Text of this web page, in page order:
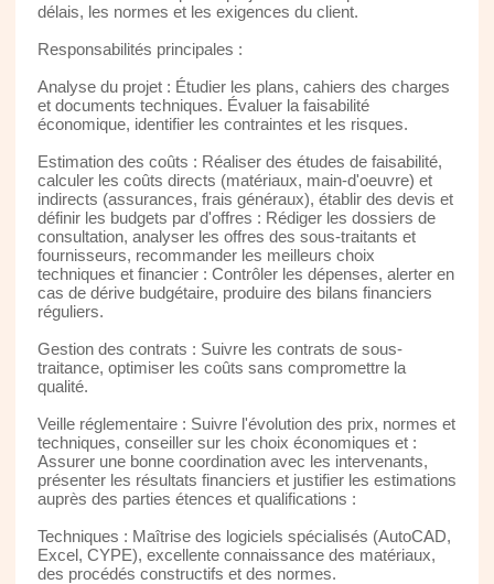
délais, les normes et les exigences du client.
Responsabilités principales :
Analyse du projet : Étudier les plans, cahiers des charges
et documents techniques. Évaluer la faisabilité
économique, identifier les contraintes et les risques.
Estimation des coûts : Réaliser des études de faisabilité,
calculer les coûts directs (matériaux, main-d'oeuvre) et
indirects (assurances, frais généraux), établir des devis et
définir les budgets par d'offres : Rédiger les dossiers de
consultation, analyser les offres des sous-traitants et
fournisseurs, recommander les meilleurs choix
techniques et financier : Contrôler les dépenses, alerter en
cas de dérive budgétaire, produire des bilans financiers
réguliers.
Gestion des contrats : Suivre les contrats de sous-
traitance, optimiser les coûts sans compromettre la
qualité.
Veille réglementaire : Suivre l'évolution des prix, normes et
techniques, conseiller sur les choix économiques et :
Assurer une bonne coordination avec les intervenants,
présenter les résultats financiers et justifier les estimations
auprès des parties étences et qualifications :
Techniques : Maîtrise des logiciels spécialisés (AutoCAD,
Excel, CYPE), excellente connaissance des matériaux,
des procédés constructifs et des normes.